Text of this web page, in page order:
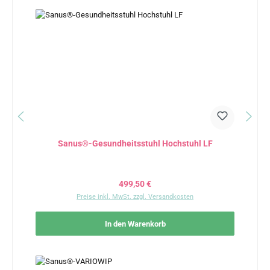
Sanus®-Gesundheitsstuhl Hochstuhl LF
Regulärer Preis:
499,50 €
Preise inkl. MwSt. zzgl. Versandkosten
In den Warenkorb